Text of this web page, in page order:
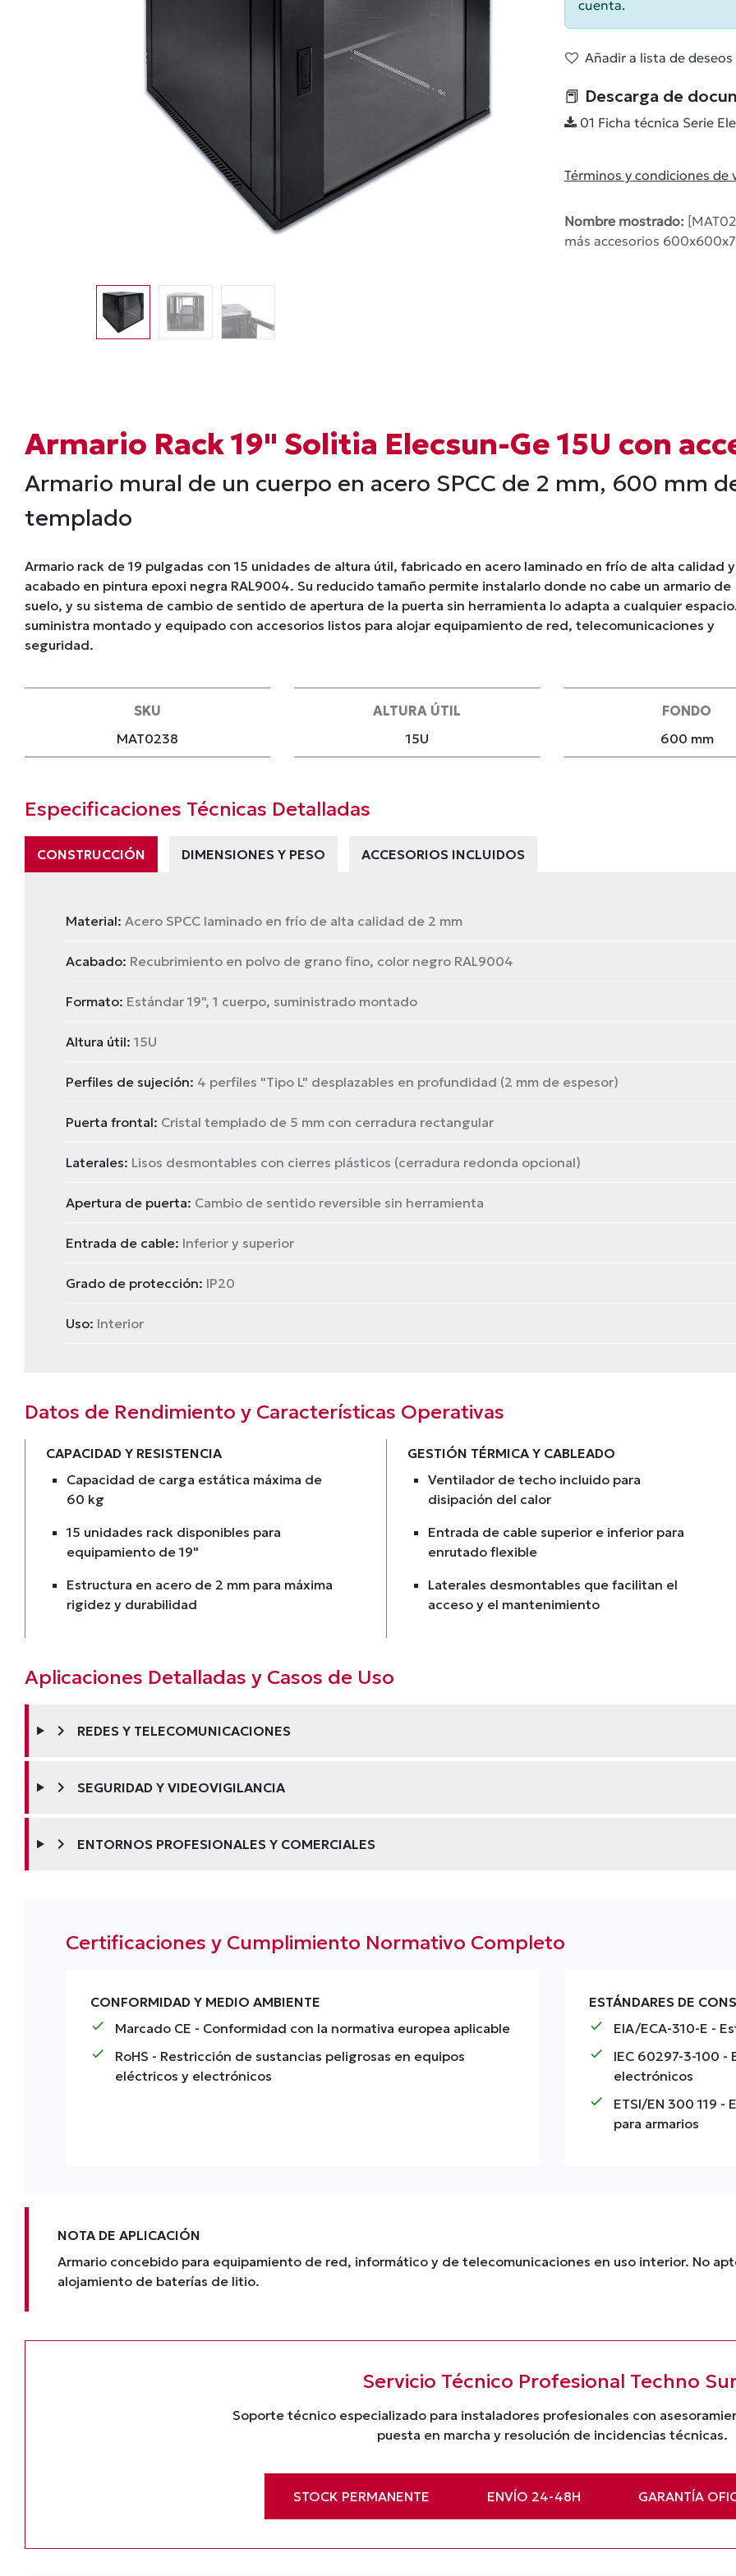
cuenta.
Añadir a lista de deseos
📕 Descarga de
01 Ficha técnica Serie
Términos y condiciones de
Nombre mostrado:
más accesorios
Armario Rack 19" Solitia Elecsun-Ge 15U con
Armario mural de un cuerpo en acero SPCC de 2 mm, 600 mm
templado
Armario rack de 19 pulgadas con 15 unidades de altura útil, fabricado en acero laminado en frío de alta calidad y
acabado en pintura epoxi negra RAL9004. Su reducido tamaño permite instalarlo donde no cabe un armario de
suelo, y su sistema de cambio de sentido de apertura de la puerta sin herramienta lo adapta a cualquier
suministra montado y equipado con accesorios listos para alojar equipamiento de red, telecomunicaciones y
seguridad.
SKU
MAT0238
ALTURA ÚTIL
15U
FONDO
600 mm
Especificaciones Técnicas Detalladas
CONSTRUCCIÓN DIMENSIONES Y PESO ACCESORIOS INCLUIDOS
Material: Acero SPCC laminado en frío de alta calidad de 2 mm
Acabado: Recubrimiento en polvo de grano fino, color negro RAL9004
Formato: Estándar 19", 1 cuerpo, suministrado montado
Altura útil: 15U
Perfiles de sujeción: 4 perfiles "Tipo L" desplazables en profundidad (2 mm de espesor)
Puerta frontal: Cristal templado de 5 mm con cerradura rectangular
Laterales: Lisos desmontables con cierres plásticos (cerradura redonda opcional)
Apertura de puerta: Cambio de sentido reversible sin herramienta
Entrada de cable: Inferior y superior
Grado de protección: IP20
Uso: Interior
Datos de Rendimiento y Características Operativas
CAPACIDAD Y RESISTENCIA
Capacidad de carga estática máxima de
60 kg
15 unidades rack disponibles para
equipamiento de 19"
Estructura en acero de 2 mm para máxima
rigidez y durabilidad
GESTIÓN TÉRMICA Y CABLEADO
Ventilador de techo incluido para
disipación del calor
Entrada de cable superior e inferior para
enrutado flexible
Laterales desmontables que facilitan el
acceso y el mantenimiento
Aplicaciones Detalladas y Casos de Uso
chevron_right REDES Y TELECOMUNICACIONES
chevron_right SEGURIDAD Y VIDEOVIGILANCIA
chevron_right ENTORNOS PROFESIONALES Y COMERCIALES
Certificaciones y Cumplimiento Normativo Completo
CONFORMIDAD Y MEDIO AMBIENTE
check Marcado CE - Conformidad con la normativa europea aplicable
check RoHS - Restricción de sustancias peligrosas en equipos
eléctricos y electrónicos
ESTÁNDARES DE
check EIA/ECA-310-E -
check IEC 60297-3-100 -
electrónicos
check ETSI/EN 300 119 -
para armarios
NOTA DE APLICACIÓN
Armario concebido para equipamiento de red, informático y de telecomunicaciones en uso interior. No
alojamiento de baterías de litio.
Servicio Técnico Profesional Techno
Soporte técnico especializado para instaladores profesionales con
puesta en marcha y resolución de incidencias técnicas.
STOCK PERMANENTE ENVÍO 24-48H GARANTÍA